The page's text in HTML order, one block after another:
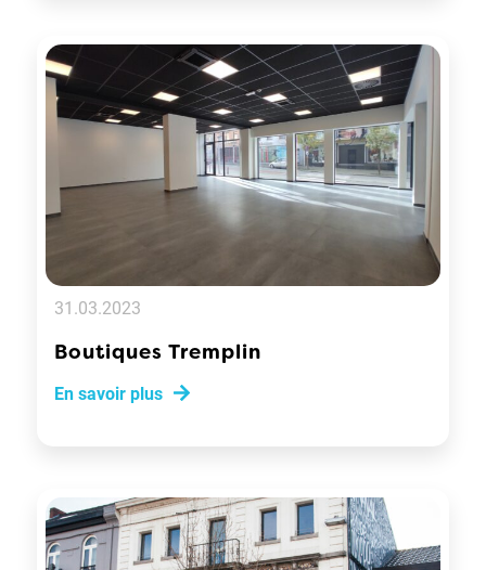
31.03.2023
Boutiques Tremplin
En savoir plus